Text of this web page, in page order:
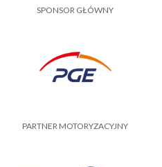
SPONSOR GŁÓWNY
PARTNER MOTORYZACYJNY